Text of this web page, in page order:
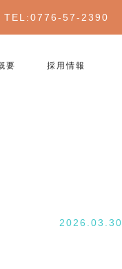
TEL:0776-57-2390
要 採用情報
2026.03.30